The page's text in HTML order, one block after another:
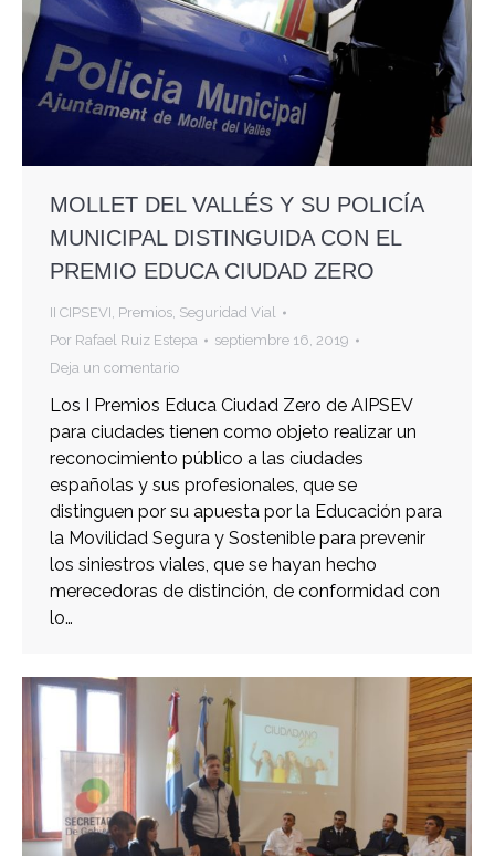
MOLLET DEL VALLÉS Y SU POLICÍA
MUNICIPAL DISTINGUIDA CON EL
PREMIO EDUCA CIUDAD ZERO
II CIPSEVI, Premios, Seguridad Vial
Por Rafael Ruiz Estepa
septiembre 16, 2019
Deja un comentario
Los I Premios Educa Ciudad Zero de AIPSEV
para ciudades tienen como objeto realizar un
reconocimiento público a las ciudades
españolas y sus profesionales, que se
distinguen por su apuesta por la Educación para
la Movilidad Segura y Sostenible para prevenir
los siniestros viales, que se hayan hecho
merecedoras de distinción, de conformidad con
lo…